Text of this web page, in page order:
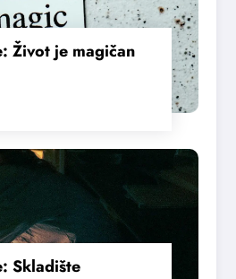
Život je magičan
Skladište